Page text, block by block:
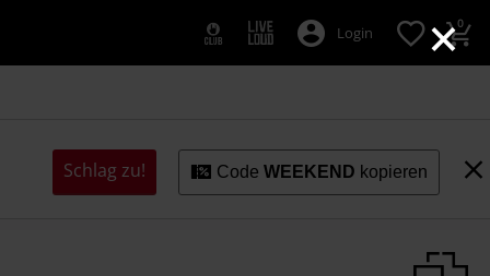
×
Login 0
Schlag zu! CodeWEEKEND kopieren